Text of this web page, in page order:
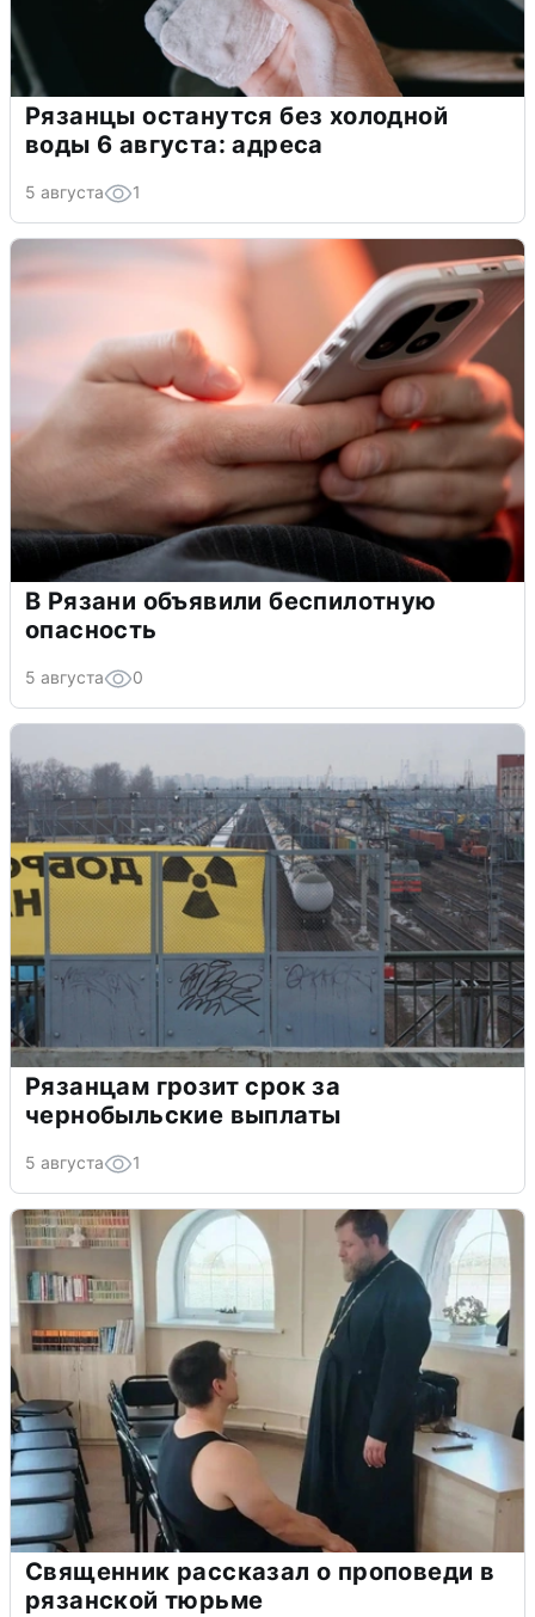
Рязанцы останутся без холодной
воды 6 августа: адреса
5 августа 1
В Рязани объявили беспилотную
опасность
5 августа 0
Рязанцам грозит срок за
чернобыльские выплаты
5 августа 1
Священник рассказал о проповеди в
рязанской тюрьме